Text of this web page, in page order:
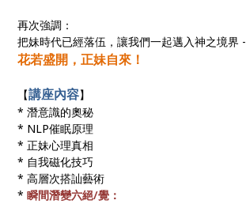
再次強調：
把妹時代已經落伍，讓我們一起邁入神之境界 -
花若盛開，正妹自來！
【講座內容】
* 潛意識的奧秘
* NLP催眠原理
* 正妹心理真相
* 自我磁化技巧
* 高層次搭訕藝術
*瞬間潛變六絕/覺：